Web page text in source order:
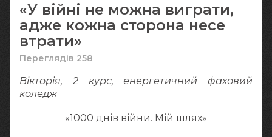
«У війні не можна виграти,
адже кожна сторона несе
втрати»
Переглядів 258
Вікторія, 2 курс, енергетичний фаховий
коледж
«1000 днів війни. Мій шлях»